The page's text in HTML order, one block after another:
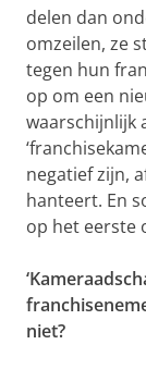
delen dan
omzeilen, ze
tegen hun
op om een
waarschijnlijk
negatief zijn,
hanteert. En
op het eerste
niet?